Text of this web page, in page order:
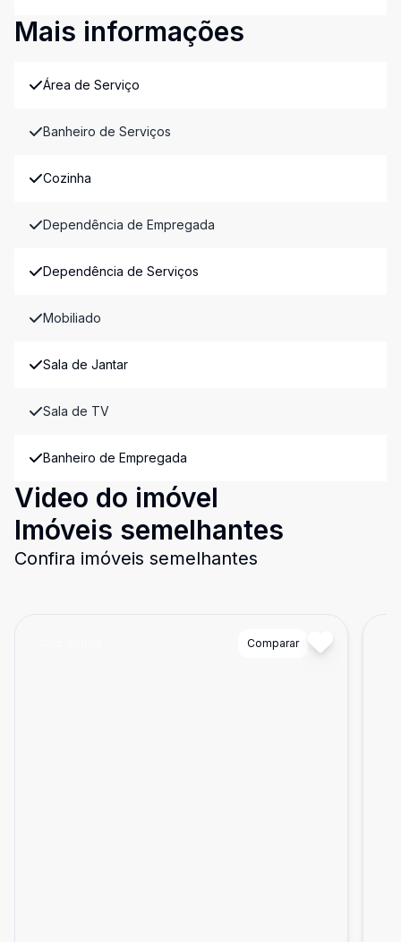
Mais informações
Área de Serviço
Banheiro de Serviços
Cozinha
Dependência de Empregada
Dependência de Serviços
Mobiliado
Sala de Jantar
Sala de TV
Banheiro de Empregada
Video do imóvel
Imóveis semelhantes
Confira imóveis semelhantes
Comparar